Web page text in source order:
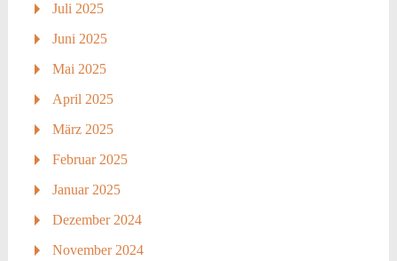
Juli 2025
Juni 2025
Mai 2025
April 2025
März 2025
Februar 2025
Januar 2025
Dezember 2024
November 2024